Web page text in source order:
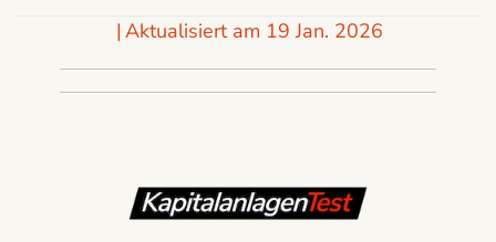
|Aktualisiert am 19 Jan. 2026